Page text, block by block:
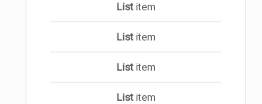
Listitem
Listitem
Listitem
Listitem